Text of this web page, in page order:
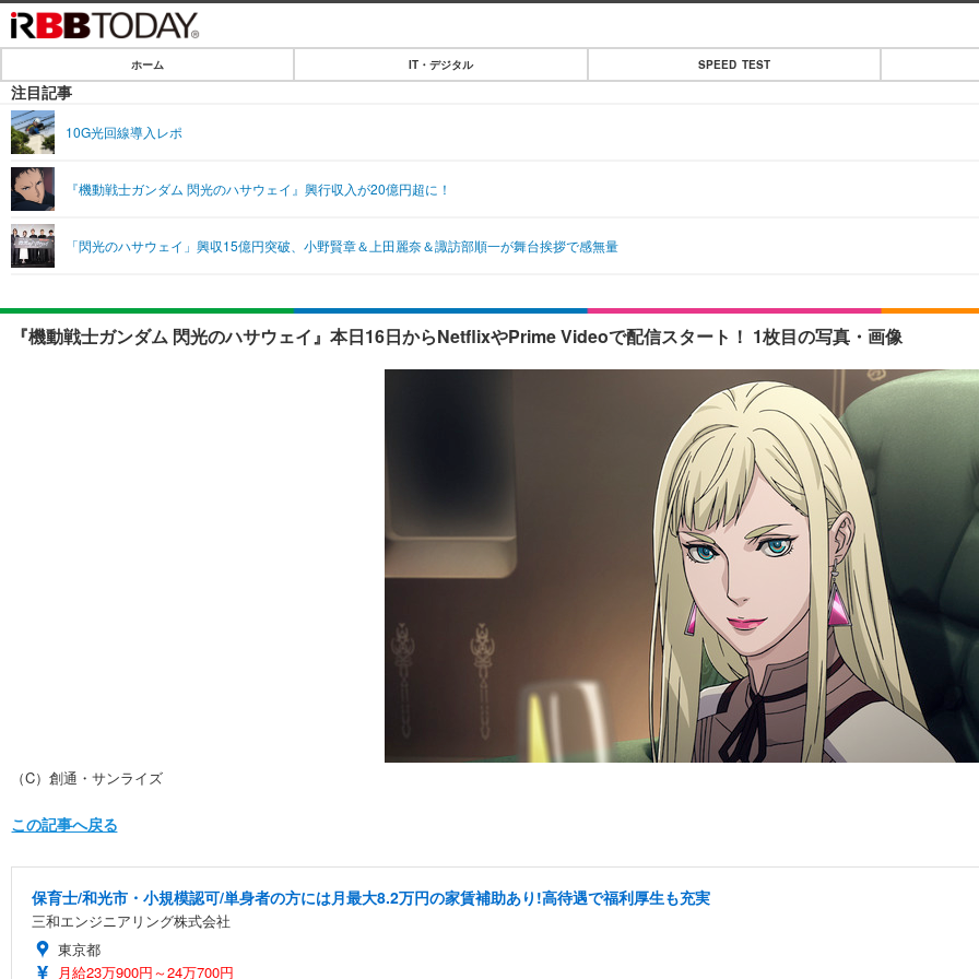
IT・デジタル
ショッピング
SPEED TEST
エンタメ
エンタメTOP
音楽
ライフ
ライフTOP
ペット
リリース一覧
ホーム IT・デジタル SPEED TEST
注目記事
10G光回線導入レポ
『機動戦士ガンダム 閃光のハサウェイ』興行収入が20億円超に！
「閃光のハサウェイ」興収15億円突破、小野賢章＆上田麗奈＆諏訪部順一が舞台挨拶で感無量
『機動戦士ガンダム 閃光のハサウェイ』本日16日からNetflixやPrime Videoで配信スタート！ 1枚目の写真・画像
（C）創通・サンライズ
この記事へ戻る
保育士/和光市・小規模認可/単身者の方には月最大8.2万円の家賃補助あり!高待遇で福利厚生も充実
三和エンジニアリング株式会社
東京都
月給23万900円～24万700円